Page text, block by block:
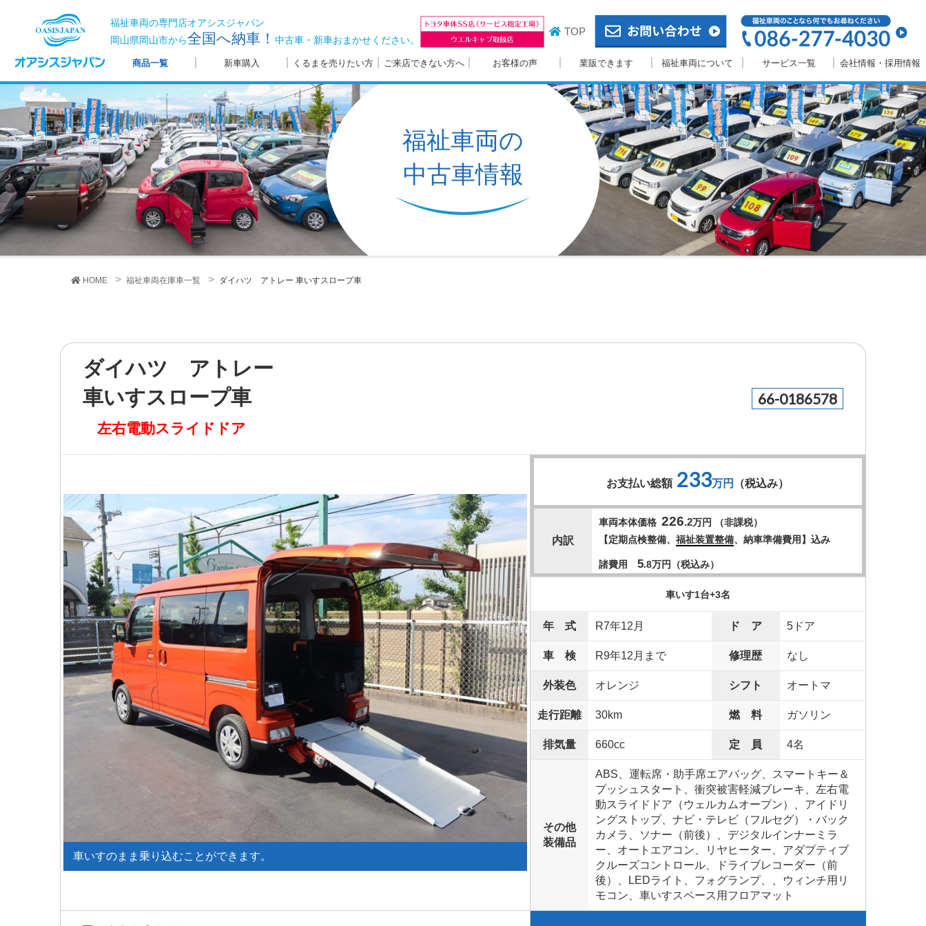
福祉車両の専門店オアシスジャパン
岡山県岡山市から全国へ納車！中古車・新車おまかせください。
TOP
商品一覧 新車購入 くるまを売りたい方 ご来店できない方へ お客様の声 業販できます 福祉車両について サービス一覧 会社情報・採用情報
福祉車両の
中古車情報
HOME 福祉車両在庫車一覧 ダイハツ アトレー 車いすスロープ車
ダイハツ アトレー
車いすスロープ車
左右電動スライドドア
66-0186578
車いすのまま乗り込むことができます。
お支払い総額 233万円 （税込み）
内訳
車両本体価格 226.2万円 （非課税）
【定期点検整備、 福祉装置整備、納車準備費用】込み
諸費用 5.8万円（税込み）
車いす1台+3名
年 式 R7年12月 ド ア 5ドア
車 検 R9年12月まで 修理歴 なし
外装色 オレンジ シフト オートマ
走行距離 30km 燃 料 ガソリン
排気量 660cc 定 員 4名
その他
装備品
ABS、運転席・助手席エアバッグ、スマートキー＆
プッシュスタート、衝突被害軽減ブレーキ、左右電
動スライドドア（ウェルカムオープン）、アイドリ
ングストップ、ナビ・テレビ（フルセグ）・バック
カメラ、ソナー（前後）、デジタルインナーミラ
ー、オートエアコン、リヤヒーター、アダプティブ
クルーズコントロール、ドライブレコーダー（前
後）、LEDライト、フォグランプ、、ウィンチ用リ
モコン、車いすスペース用フロアマット